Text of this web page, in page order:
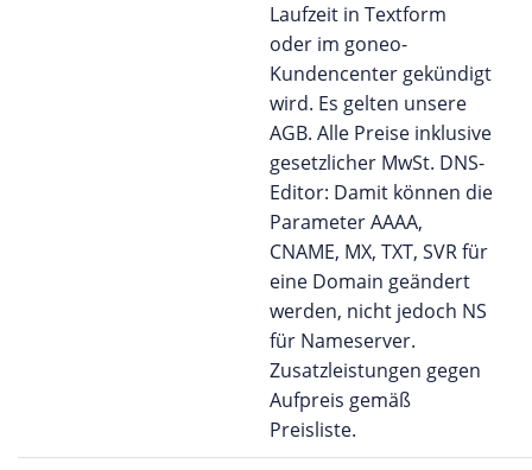
Laufzeit in Textform
oder im goneo-
Kundencenter gekündigt
wird. Es gelten unsere
AGB. Alle Preise inklusive
gesetzlicher MwSt. DNS-
Editor: Damit können die
Parameter AAAA,
CNAME, MX, TXT, SVR für
eine Domain geändert
werden, nicht jedoch NS
für Nameserver.
Zusatzleistungen gegen
Aufpreis gemäß
Preisliste.